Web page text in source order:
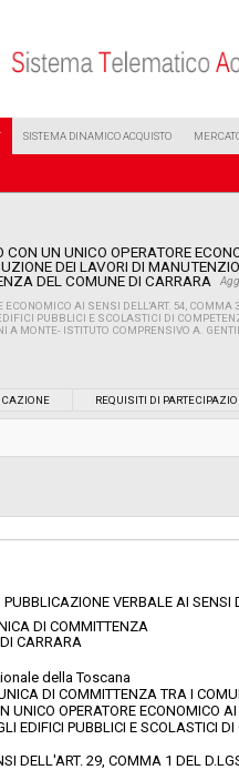
SISTEMA DINAMICO ACQUISTO
CON UN UNICO OPERATORE
DEI LAVORI DI
DEL COMUNE DI CARRARA
AI SENSI DELL’ART. 54, COMMA
PUBBLICI E SCOLASTICI DI
A MONTE- ISTITUTO COMPRENSIVO A.
CARRARA, AULLA E MONTIGNOSO
REQUISITI DI
PUBBLICAZIONE VERBALE AI
DI COMMITTENZA
CARRARA
della Toscana
DI COMMITTENZA TRA I
UNICO OPERATORE ECONOMICO
EDIFICI PUBBLICI E SCOLASTICI
DELL'ART. 29, COMMA 1 DEL